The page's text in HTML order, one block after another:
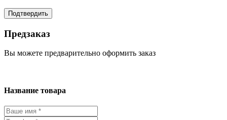
Подтвердить
Предзаказ
Вы можете предварительно оформить заказ
Название товара